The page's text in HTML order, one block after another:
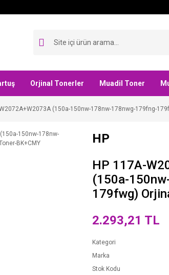
Orjinal Tonerler Muadil Toner
(150a-150nw-178nw-178nwg-179fng-
HP
HP 117A-
(150a-
179fwg)
2.293,21 TL
Kategori
Marka
Stok Kodu